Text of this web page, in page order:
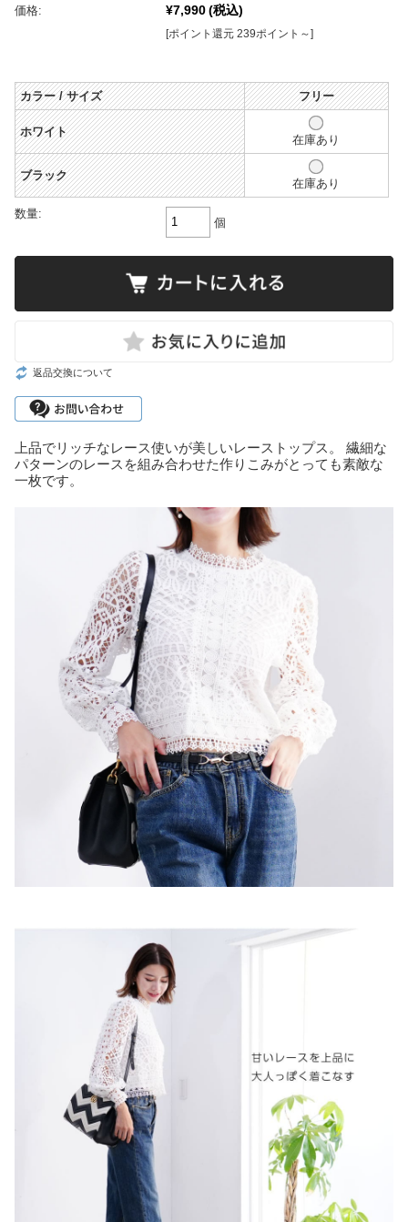
価格: ¥7,990 (税込)
[ポイント還元 239ポイント～]
カラー / サイズ フリー
ホワイト
在庫あり
ブラック
在庫あり
数量:
個
返品交換について
上品でリッチなレース使いが美しいレーストップス。 繊細な
パターンのレースを組み合わせた作りこみがとっても素敵な
一枚です。